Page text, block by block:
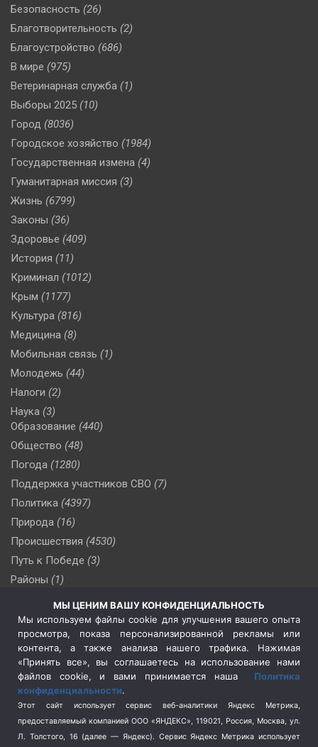
Безопасность (26)
Благотворительность (2)
Благоустройство (686)
В мире (975)
Ветеринарная служба (1)
Выборы 2025 (10)
Город (8036)
Городское хозяйство (1984)
Государственная измена (4)
Гуманитарная миссия (3)
Жизнь (6799)
Законы (36)
Здоровье (409)
История (11)
Криминал (1012)
Крым (1177)
Культура (816)
Медицина (8)
Мобильная связь (1)
Молодежь (44)
Налоги (2)
Наука (3)
Образование (440)
Общество (48)
Погода (1280)
Поддержка участников СВО (7)
Политика (4397)
Природа (16)
Происшествия (4530)
Путь к Победе (3)
Районы (1)
(510)
Сельское хозяйство (3)
Социальная политика
(3)
Спецоперация в Украине
Спецоперация на Украине
(404)
Спорт (740)
Терроризм (1)
МЫ ЦЕНИМ ВАШУ КОНФИДЕНЦИАЛЬНОСТЬ
Мы используем файлы cookie для улучшения вашего опыта
просмотра, показа персонализированной рекламы или
контента, а также анализа нашего трафика. Нажимая
«Принять все», вы соглашаетесь на использование нами
файлов cookie, и вами принимается наша Политика
конфиденциальности.
Этот сайт использует сервис веб-аналитики Яндекс Метрика,
предоставляемый компанией ООО «ЯНДЕКС», 119021, Россия, Москва, ул.
Л. Толстого, 16 (далее — Яндекс). Сервис Яндекс Метрика использует